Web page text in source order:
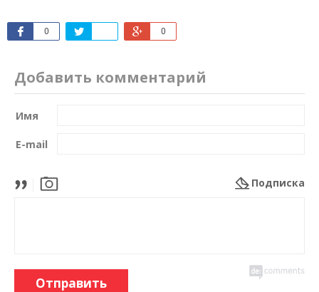
0 0
Добавить комментарий
Имя
E-mail
Подписка
Отправить